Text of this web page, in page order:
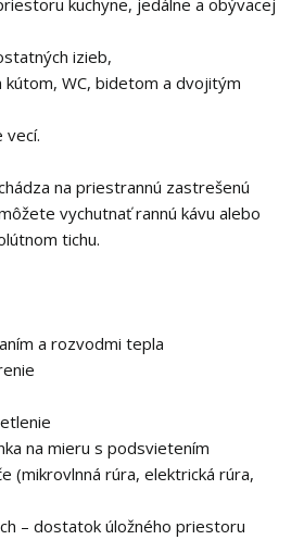
kuchyne, jedálne a obývacej
izieb,
WC, bidetom a dvojitým
vecí.
na priestrannú zastrešenú
vychutnať rannú kávu alebo
tichu.
a rozvodmi tepla
na mieru s podsvietením
(mikrovlnná rúra, elektrická rúra,
– dostatok úložného priestoru